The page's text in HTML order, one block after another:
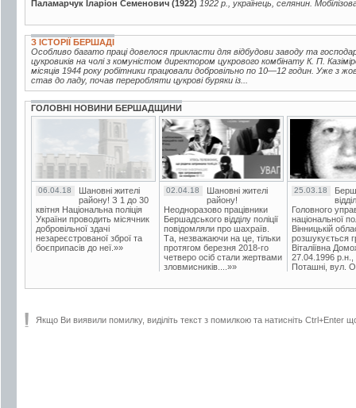
Паламарчук Іларіон Семенович (1922) 1922 р., українець, селянин.
З ІСТОРІЇ БЕРШАДІ
Особливо багато праці довелося прикласти для відбудови заводу та
цукровиків на чолі з комуністом директором цукрового комбінату К. П.
місяців 1944 року робітники працювали добровільно по 10—12 годин. Уже з
став до ладу, почав переробляти цукрові буряки із...
ГОЛОВНІ НОВИНИ БЕРШАДЩИНИ
06.04.18
Шановні жителі
району! З 1 до 30
квітня Національна поліція
України проводить місячник
добровільної здачі
незареєстрованої зброї та
боєприпасів до неї.»»
02.04.18
Шановні жителі
району!
Неодноразово працівники
Бершадського відділу поліції
повідомляли про шахраїв.
Та, незважаючи на це, тільки
протягом березня 2018-го
четверо осіб стали жертвами
зловмисників....»»
25.03.18
Головного
національної
Вінницькій
розшукується
Віталіївна
27.04.1996 р.н.,
Поташні, вул.
Якщо Ви виявили помилку, виділіть текст з помилкою та натисніть Ctrl+Enter